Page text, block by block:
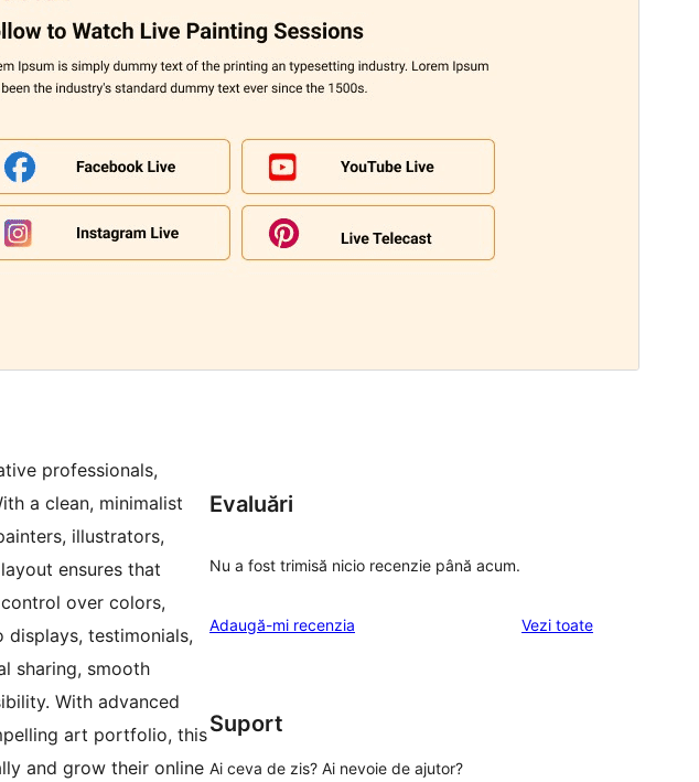
professionals,
a clean, minimalist
illustrators,
ensures that
over colors,
testimonials,
sharing, smooth
With advanced
art portfolio, this
and grow their online
Evaluări
Nu a fost trimisă nicio recenzie până acum.
Adaugă-mi recenzia Vezi toaterecenziile
Suport
Ai ceva de zis? Ai nevoie de ajutor?